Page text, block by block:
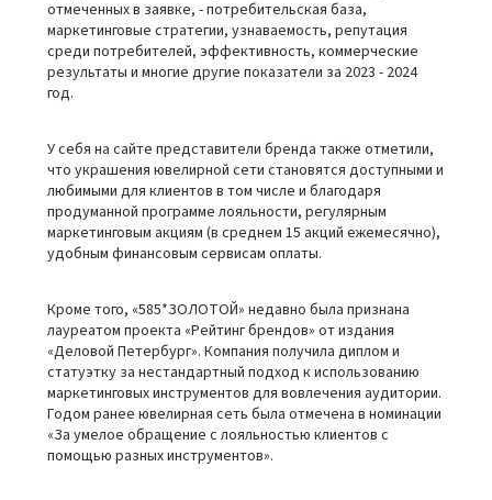
отмеченных в заявке, - потребительская база,
маркетинговые стратегии, узнаваемость, репутация
среди потребителей, эффективность, коммерческие
результаты и многие другие показатели за 2023 - 2024
год.
У себя на сайте представители бренда также отметили,
что украшения ювелирной сети становятся доступными и
любимыми для клиентов в том числе и благодаря
продуманной программе лояльности, регулярным
маркетинговым акциям (в среднем 15 акций ежемесячно),
удобным финансовым сервисам оплаты.
Кроме того, «585*ЗОЛОТОЙ» недавно была признана
лауреатом проекта «Рейтинг брендов» от издания
«Деловой Петербург». Компания получила диплом и
статуэтку за нестандартный подход к использованию
маркетинговых инструментов для вовлечения аудитории.
Годом ранее ювелирная сеть была отмечена в номинации
«За умелое обращение с лояльностью клиентов с
помощью разных инструментов».